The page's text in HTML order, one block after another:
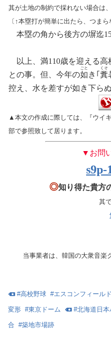
其が土地の制約で採れない場合は
〔↑本塁打が簡単に出たら、つま
本塁の角から後方の塀迄
以上
満110歳を迎える
との事。 但、今年の如
ごと
き｢ 糞
くそ
控え、水を差すが如き下ら
▲本文の作成に際しては、『ウイ
部で参照致して居ります。
▼お問
s9p-
◎知り得た貴方
其
当事業者は、韓国の大衆音楽
#高校野球 #エスコンフィール
変形 #東京ドーム #北海道日
合 #築地市場跡